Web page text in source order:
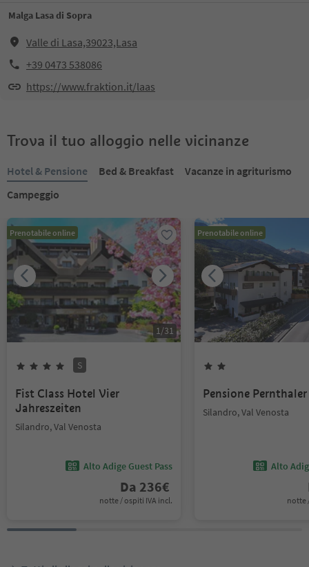
Malga Lasa di Sopra
Valle di Lasa,39023,Lasa
+39 0473 538086
https://www.fraktion.it/laas
Trova il tuo alloggio nelle vicinanze
Hotel & Pensione Bed & Breakfast
Vacanze in agriturismo
Campeggio
Prenotabile online
1/31
S
Fist Class Hotel Vier
Jahreszeiten
Silandro, Val Venosta
Alto Adige Guest Pass
Da 236€
notte / ospiti IVA incl.
Prenotabile online
Pensione Pernthaler
Silandro, Val Venosta
Alto
notte